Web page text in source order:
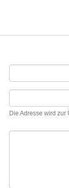
Die Adresse wird